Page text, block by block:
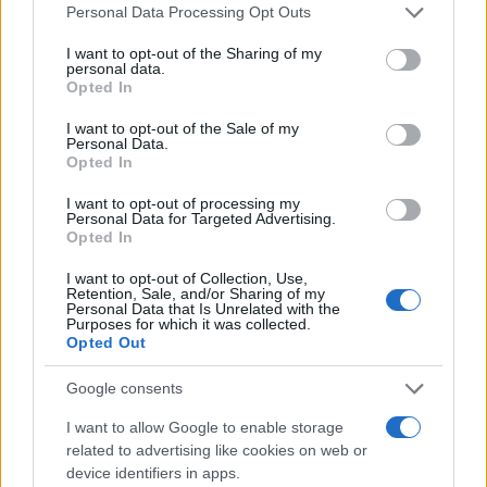
Please note that this website/app uses one or more Google
not limited to your visit or usage behaviour. You may click to
grant or deny consent to Google and its third-party tags to
use your data for below specified purposes in below Google
consent section.
Personal Data Processing Opt Outs
I want to opt-out of the Sharing of my
personal data.
Opted In
I want to opt-out of the Sale of my
Personal Data.
Opted In
I want to opt-out of processing my
Personal Data for Targeted Advertising.
Opted In
I want to opt-out of Collection, Use,
Retention, Sale, and/or Sharing of my
Personal Data that Is Unrelated with the
Purposes for which it was collected.
Opted Out
Google consents
I want to allow Google to enable storage
related to advertising like cookies on web or
device identifiers in apps.
«Όλα είναι ψέματα»: Ο Ράμα διαψεύδει ότι ο
Κούσνερ απέκτησε το νησί Σαζάν στην Αλβανία
καμία συμφωνία και κάνει λόγο για παραπληροφόρηση γύρω
από το επίμαχο σχέδιο.
17.06.2026 09:04
Τσούρτης